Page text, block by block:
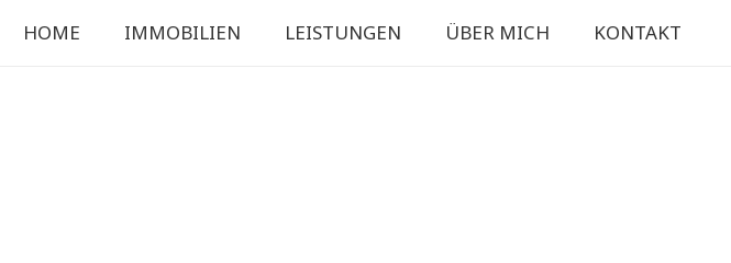
HOME IMMOBILIEN LEISTUNGEN ÜBER MICH KONTAKT